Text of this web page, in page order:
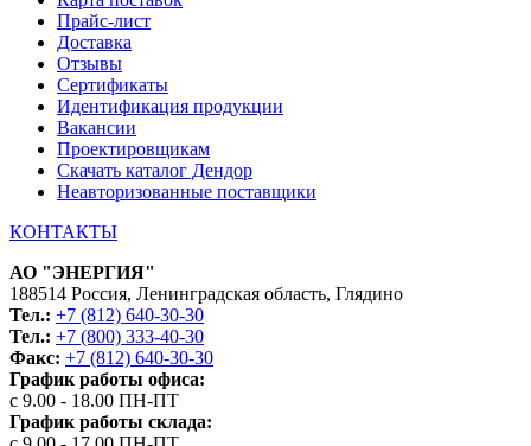
Прайс-лист
Доставка
Отзывы
Сертификаты
Идентификация продукции
Вакансии
Проектировщикам
Скачать каталог Дендор
Неавторизованные поставщики
КОНТАКТЫ
АО "ЭНЕРГИЯ"
188514 Россия, Ленинградская область, Глядино
Тел.: +7 (812) 640-30-30
Тел.: +7 (800) 333-40-30
Факс: +7 (812) 640-30-30
График работы офиса:
с 9.00 - 18.00 ПН-ПТ
График работы склада: